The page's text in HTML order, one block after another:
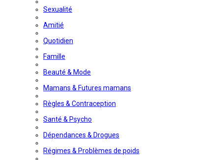
Sexualité
Amitié
Quotidien
Famille
Beauté & Mode
Mamans & Futures mamans
Règles & Contraception
Santé & Psycho
Dépendances & Drogues
Régimes & Problèmes de poids